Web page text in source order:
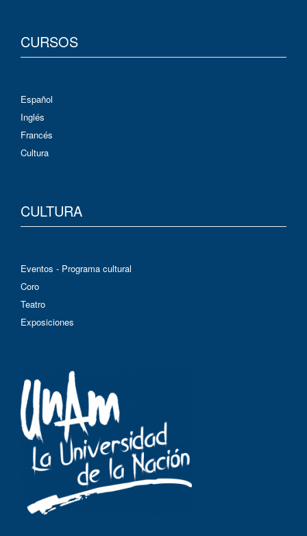
CURSOS
Español
Inglés
Francés
Cultura
CULTURA
Eventos - Programa cultural
Coro
Teatro
Exposiciones